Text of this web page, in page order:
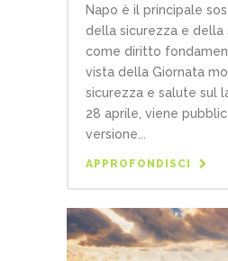
Napo è il principale
della sicurezza e della
come diritto
vista della Giornata
sicurezza e salute sul
28 aprile, viene
versione...
APPROFONDISCI